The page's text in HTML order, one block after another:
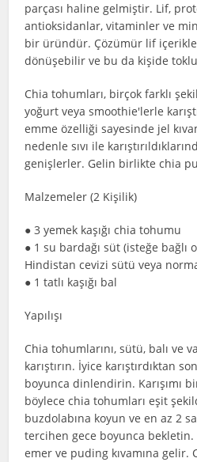
parçası haline gelmiştir. Lif,
antioksidanlar, vitaminler ve
bir üründür. Çözümür lif
dönüşebilir ve bu da kişide
Chia tohumları, birçok farklı
yoğurt veya smoothie'lerle
emme özelliği sayesinde jel
nedenle sıvı ile
genişlerler. Gelin birlikte chia
Malzemeler (2 Kişilik)
● 3 yemek kaşığı chia tohumu
● 1 su bardağı süt (isteğe bağlı
Hindistan cevizi sütü veya
● 1 tatlı kaşığı bal
Yapılışı
Chia tohumlarını, sütü, balı ve
karıştırın. İyice karıştırdıktan
boyunca dinlendirin. Karışımı
böylece chia tohumları eşit
buzdolabına koyun ve en az 2
tercihen gece boyunca
emer ve puding kıvamına gelir.